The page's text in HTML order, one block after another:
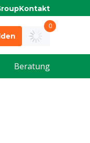
Kontakt
0
Beratung